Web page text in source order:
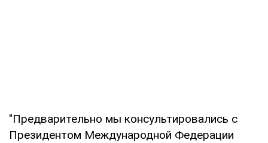
"Предварительно мы консультировались с
Президентом Международной Федерации